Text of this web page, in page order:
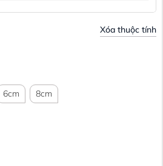
Xóa thuộc tính
6cm
8cm